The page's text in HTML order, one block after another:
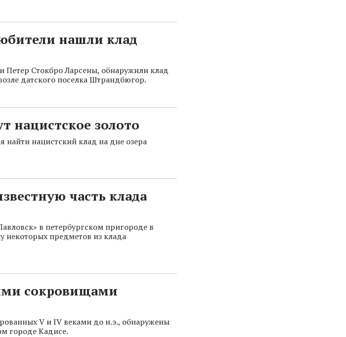
нашли клад
Петер Стокбро Ларсены, обнаружили клад
датского поселка Штрандбюгор.
нацистское золото
нацистский клад на дне озера
часть клада
в петербургском пригороде в
некоторых предметов из клада
сокровищами
V и IV веками до н.э., обнаружены
городе Кадисе.